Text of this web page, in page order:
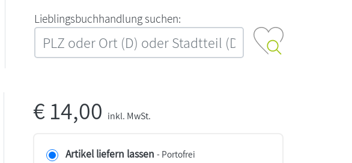
L‍i‍e‍b‍l‍i‍n‍g‍s‍b‍u‍c‍h‍h‍a‍n‍d‍l‍u‍n‍g‍ ‍s‍u‍c‍h‍e‍n‍:‍
€14,00 inkl. MwSt.
Artikel liefern lassen - Portofrei